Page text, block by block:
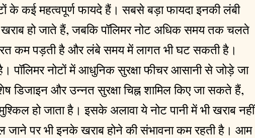
के कई महत्वपूर्ण फायदे हैं। सबसे बड़ा फायदा इनकी लंबी
हो जाते हैं, जबकि पॉलिमर नोट अधिक समय तक चलते
कम पड़ती है और लंबे समय में लागत भी घट सकती है।
पॉलिमर नोटों में आधुनिक सुरक्षा फीचर आसानी से जोड़े जा
डिजाइन और उन्नत सुरक्षा चिह्न शामिल किए जा सकते हैं,
हो जाता है। इसके अलावा ये नोट पानी में भी खराब नहीं
जाने पर भी इनके खराब होने की संभावना कम रहती है। आम